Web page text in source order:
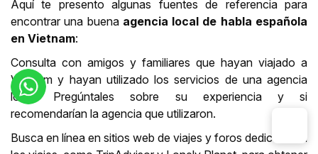
Aquí te presento algunas fuentes de referencia para
encontrar una buena agencia local de habla española
en Vietnam:
Consulta con amigos y familiares que hayan viajado a
Vietnam y hayan utilizado los servicios de una agencia
local. Pregúntales sobre su experiencia y si
recomendarían la agencia que utilizaron.
Busca en línea en sitios web de viajes y foros dedicados a